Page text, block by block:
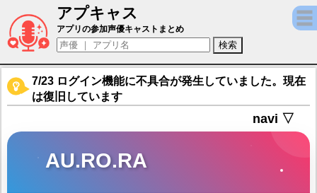
アプキャス
AU.RO.RA（声優：大西沙織)【麻雀一番街 -
アプリの参加声優キャストまとめ
7/23 ログイン機能に不具合が発生していました。現在
は復旧しています
navi ▽
AU.RO.RA